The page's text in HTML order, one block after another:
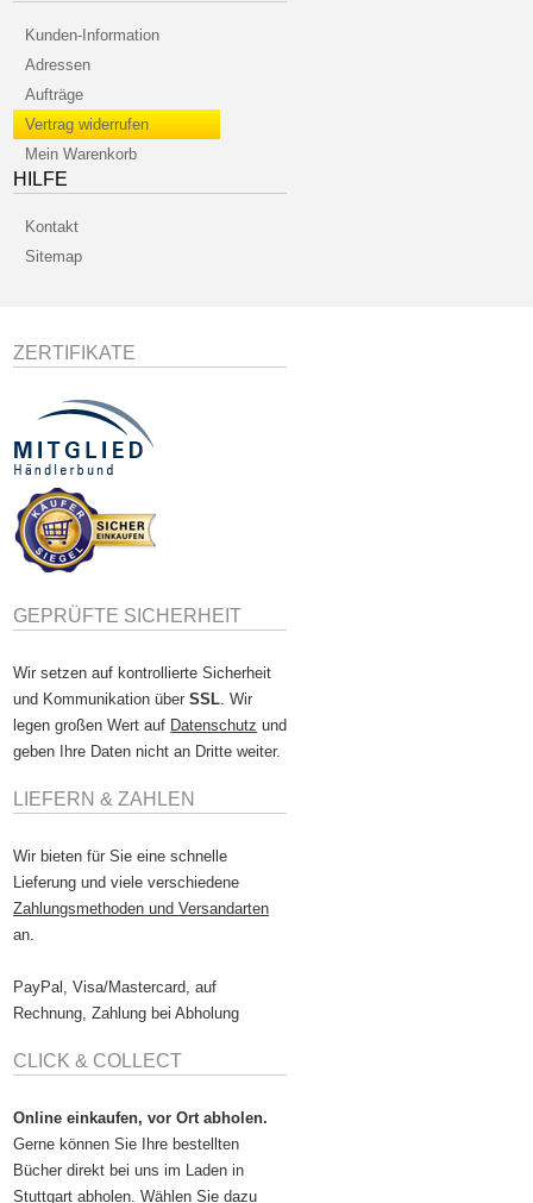
Kunden-Information
Adressen
Aufträge
Vertrag widerrufen
Mein Warenkorb
HILFE
Kontakt
Sitemap
ZERTIFIKATE
GEPRÜFTE SICHERHEIT
Wir setzen auf kontrollierte Sicherheit
und Kommunikation überSSL . Wir
legen großen Wert auf Datenschutz und
geben Ihre Daten nicht an Dritte weiter.
LIEFERN & ZAHLEN
Wir bieten für Sie eine schnelle
Lieferung und viele verschiedene
Zahlungsmethoden und Versandarten
an.
PayPal, Visa/Mastercard, auf
Rechnung, Zahlung bei Abholung
CLICK & COLLECT
Online einkaufen, vor Ort abholen.
Gerne können Sie Ihre bestellten
Bücher direkt bei uns im Laden in
Stuttgart abholen. Wählen Sie dazu